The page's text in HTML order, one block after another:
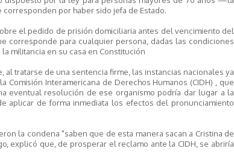
por haber sido jefa de Estado.
el pedido de prisión domiciliaria antes del vencimiento del
corresponde para cualquier persona, dadas las condiciones
militancia en su casa en Constitución
tratarse de una sentencia firme, las instancias nacionales ya
Interamericana de Derechos Humanos (CIDH) , que
eventual resolución de ese organismo podría dar lugar a la
aplicar de forma inmediata los efectos del pronunciamiento
la condena "saben que de esta manera sacan a Cristina de
explicó que, de prosperar el reclamo ante la CIDH, se abriría